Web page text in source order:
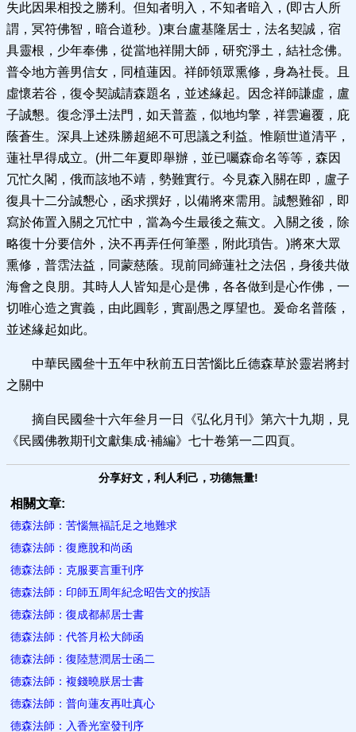
失此因果相投之勝利。但知者明入，不知者暗入，(即古人所
謂，冥符佛智，暗合道秒。)東台盧基隆居士，法名契誠，宿
具靈根，少年奉佛，從當地祥開大師，研究淨土，結社念佛。
普令地方善男信女，同植蓮因。祥師領眾熏修，身為社長。且
虛懷若谷，復令契誠請森題名，並述緣起。因念祥師謙虛，盧
子誠懇。復念淨土法門，如天普蓋，似地均擎，祥雲遍覆，庇
蔭蒼生。深具上述殊勝超絕不可思議之利益。惟願世道清平，
蓮社早得成立。(卅二年夏即舉辦，並已囑森命名等等，森因
冗忙久閣，俄而該地不靖，勢難實行。今見森入關在即，盧子
復具十二分誠懇心，函求撰好，以備將來需用。誠懇難卻，即
寫於佈置入關之冗忙中，當為今生最後之蕪文。入關之後，除
略復十分要信外，決不再弄任何筆墨，附此瑣告。)將來大眾
熏修，普霑法益，同蒙慈蔭。現前同締蓮社之法侶，身後共做
海會之良朋。其時人人皆知是心是佛，各各做到是心作佛，一
切唯心造之實義，由此圓彰，實副愚之厚望也。爰命名普蔭，
並述緣起如此。
中華民國叄十五年中秋前五日苦惱比丘德森草於靈岩將封
之關中
摘自民國叄十六年叄月一日《弘化月刊》第六十九期，見
《民國佛教期刊文獻集成·補編》七十卷第一二四頁。
分享好文，利人利己，功德無量!
相關文章:
德森法師：苦惱無福託足之地難求
德森法師：復應脫和尚函
德森法師：克服要言重刊序
德森法師：印師五周年紀念昭告文的按語
德森法師：復成都郝居士書
德森法師：代答月松大師函
德森法師：復陸慧潤居士函二
德森法師：複錢曉朕居士書
德森法師：普向蓮友再吐真心
德森法師：入香光室發刊序